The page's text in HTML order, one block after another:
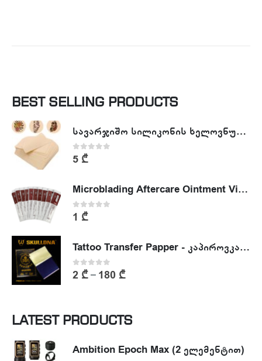
BEST SELLING PRODUCTS
სავარჯიშო სილიკონის ხელოვნური კანი - Tattoo Practike skin
0out of 5
5 ₾
Microblading Aftercare Ointment Vitamin A&D
0 out of 5
1 ₾
Tattoo Transfer Papper - კაპიროვკა - ტატუს ესკიზის კოპირების ქაღალდი
0out of 5
2 ₾– 180 ₾
LATEST PRODUCTS
Ambition Epoch Max (2 ელემენტით)